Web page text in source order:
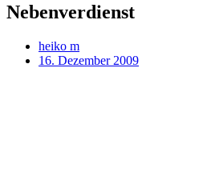
Nebenverdienst
heiko m
16. Dezember 2009